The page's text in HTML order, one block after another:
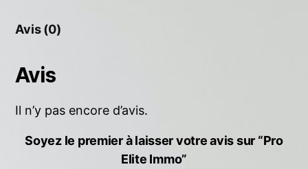
Avis (0)
Avis
Il n’y pas encore d’avis.
Soyez le premier à laisser votre avis sur “Pro
Elite Immo”